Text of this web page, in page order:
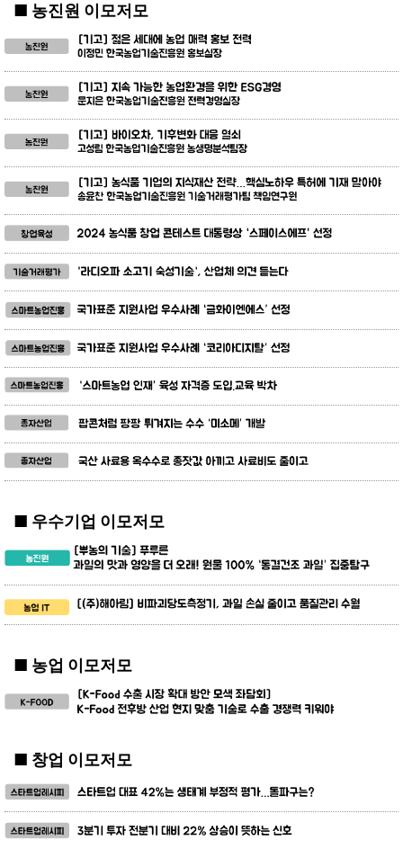
■ 농진원 이모저모
■ 우수기업 이모저모
■ 농업 이모저모
■ 창업 이모저모